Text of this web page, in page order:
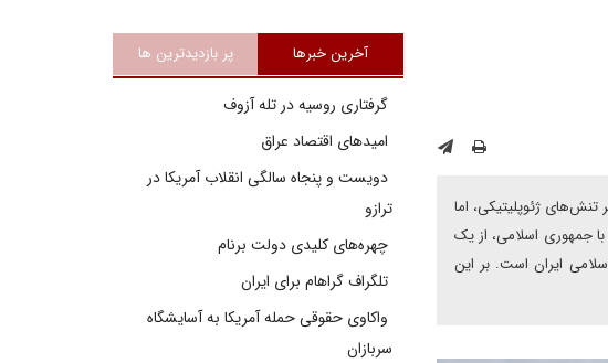
ژئوپلیتیکی، اما
جمهوری اسلامی، از یک
ایران است. بر این
آخرین خبرها پر بازدیدترین ها
گرفتاری روسیه در تله آزوف
امیدهای اقتصاد عراق
دویست و پنجاه سالگی انقلاب آمریکا در
ترازو
چهره‌های کلیدی دولت برنام
تلگراف گراهام برای ایران
واکاوی حقوقی حمله آمریکا به آسایشگاه
سربازان